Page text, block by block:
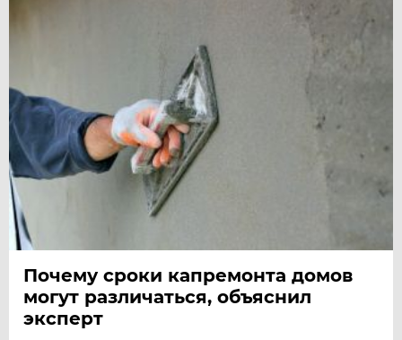
Почему сроки капремонта домов
могут различаться, объяснил
эксперт